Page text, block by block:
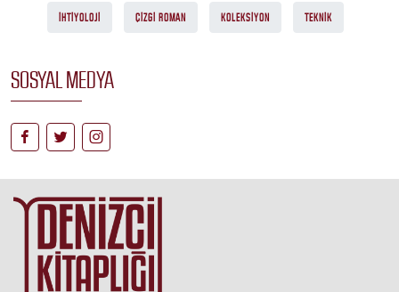
İHTIYOLOJI ÇIZGI ROMAN KOLEKSIYON TEKNIK
SOSYAL MEDYA